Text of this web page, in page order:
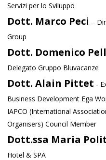
Servizi per lo Sviluppo
Dott. Marco Peci –
Group
Dott. Domenico
Delegato Gruppo Bluvacanze
Dott. Alain Pittet -
Business Development Ega
IAPCO (International
Organisers) Council Member
Dott.ssa Maria
Hotel & SPA